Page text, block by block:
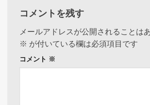
コメントを残す
メールアドレスが公開されることは
※ が付いている欄は必須項目です
コメント ※